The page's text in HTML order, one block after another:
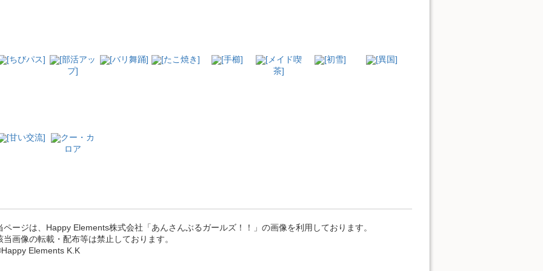
[ちびパス]
[部活アッ
プ]
[バリ舞踊] [たこ焼き] [手櫛]
[メイド喫
茶]
[初雪] [異国]
[甘い交流]
クー・カ
ロア
ページは、Happy Elements株式会社「あんさんぶるガールズ！！」の画像を利用しております。
当画像の転載・配布等は禁止しております。
Elements K.K